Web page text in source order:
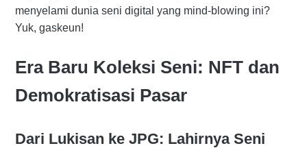
menyelami dunia seni digital yang mind-blowing ini?
Yuk, gaskeun!
Era Baru Koleksi Seni: NFT dan
Demokratisasi Pasar
Dari Lukisan ke JPG: Lahirnya Seni